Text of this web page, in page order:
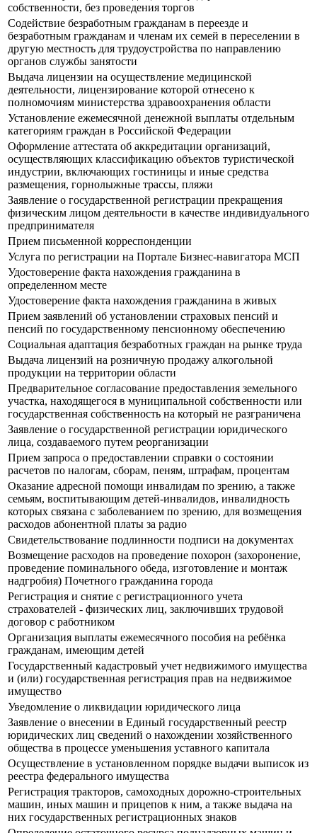
собственности, без проведения торгов
Содействие безработным гражданам в переезде и
безработным гражданам и членам их семей в переселении в
другую местность для трудоустройства по направлению
органов службы занятости
Выдача лицензии на осуществление медицинской
деятельности, лицензирование которой отнесено к
полномочиям министерства здравоохранения области
Установление ежемесячной денежной выплаты отдельным
категориям граждан в Российской Федерации
Оформление аттестата об аккредитации организаций,
осуществляющих классификацию объектов туристической
индустрии, включающих гостиницы и иные средства
размещения, горнолыжные трассы, пляжи
Заявление о государственной регистрации прекращения
физическим лицом деятельности в качестве индивидуального
предпринимателя
Прием письменной корреспонденции
Услуга по регистрации на Портале Бизнес-навигатора МСП
Удостоверение факта нахождения гражданина в
определенном месте
Удостоверение факта нахождения гражданина в живых
Прием заявлений об установлении страховых пенсий и
пенсий по государственному пенсионному обеспечению
Социальная адаптация безработных граждан на рынке труда
Выдача лицензий на розничную продажу алкогольной
продукции на территории области
Предварительное согласование предоставления земельного
участка, находящегося в муниципальной собственности или
государственная собственность на который не разграничена
Заявление о государственной регистрации юридического
лица, создаваемого путем реорганизации
Прием запроса о предоставлении справки о состоянии
расчетов по налогам, сборам, пеням, штрафам, процентам
Оказание адресной помощи инвалидам по зрению, а также
семьям, воспитывающим детей-инвалидов, инвалидность
которых связана с заболеванием по зрению, для возмещения
расходов абонентной платы за радио
Свидетельствование подлинности подписи на документах
Возмещение расходов на проведение похорон (захоронение,
проведение поминального обеда, изготовление и монтаж
надгробия) Почетного гражданина города
Регистрация и снятие с регистрационного учета
страхователей - физических лиц, заключивших трудовой
договор с работником
Организация выплаты ежемесячного пособия на ребёнка
гражданам, имеющим детей
Государственный кадастровый учет недвижимого имущества
и (или) государственная регистрация прав на недвижимое
имущество
Уведомление о ликвидации юридического лица
Заявление о внесении в Единый государственный реестр
юридических лиц сведений о нахождении хозяйственного
общества в процессе уменьшения уставного капитала
Осуществление в установленном порядке выдачи выписок из
реестра федерального имущества
Регистрация тракторов, самоходных дорожно-строительных
машин, иных машин и прицепов к ним, а также выдача на
них государственных регистрационных знаков